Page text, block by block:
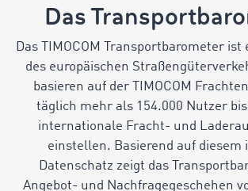
Das
Das TIMOCOM Transportbarometer ist
des europäischen
basieren auf der TIMOCOM
täglich mehr als 154.000 Nutzer
internationale Fracht- und
einstellen. Basierend auf diesem
Datenschatz zeigt das
Angebot- und Nachfragegeschehen